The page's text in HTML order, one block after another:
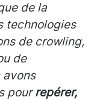
de la
technologies
de crowling,
de
avons
pourrepérer,